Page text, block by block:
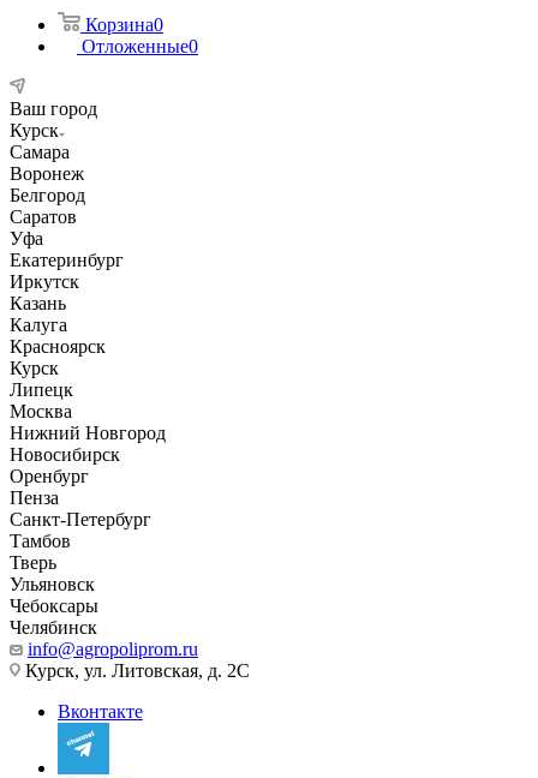
Корзина0
Отложенные0
Ваш город
Курск
Самара
Воронеж
Белгород
Саратов
Уфа
Екатеринбург
Иркутск
Казань
Калуга
Красноярск
Курск
Липецк
Москва
Нижний Новгород
Новосибирск
Оренбург
Пенза
Санкт-Петербург
Тамбов
Тверь
Ульяновск
Чебоксары
Челябинск
info@agropoliprom.ru
Курск, ул. Литовская, д. 2С
Вконтакте